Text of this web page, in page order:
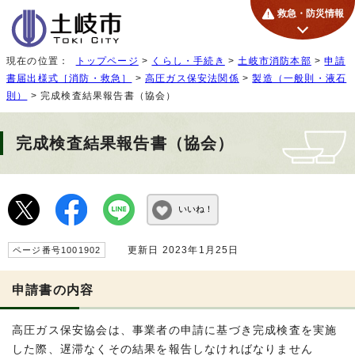
救急・防災情報
現在の位置： トップページ > くらし・手続き >土岐市消防本部 >申請
書届出様式［消防・救急］
>高圧ガス保安法関係 >製造（一般則・液石
則）
> 完成検査結果報告書（協会）
完成検査結果報告書（協会）
いいね！
ページ番号1001902 更新日 2023年1月25日
申請書の内容
高圧ガス保安協会は、事業者の申請に基づき完成検査を実施
した際、遅滞なくその結果を報告しなければなりません